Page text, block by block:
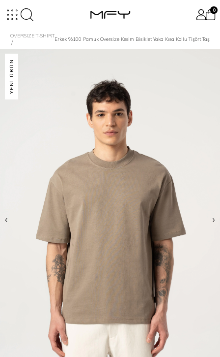
0
OVERSIZE T-SHIRT
Erkek %100 Pamuk Oversize Kesim Bisiklet Yaka Kısa Kollu Tişört Taş
‹ ›
YENI ÜRÜN